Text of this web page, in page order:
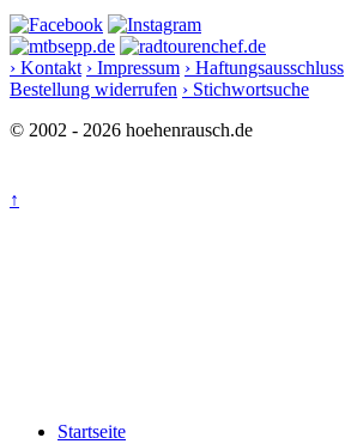
› Kontakt › Impressum › Haftungsausschluss
Bestellung widerrufen › Stichwortsuche
© 2002 - 2026 hoehenrausch.de
↑
Startseite